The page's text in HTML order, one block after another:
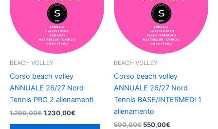
BEACH VOLLEY
Corso beach volley
ANNUALE 26/27 Nord
Tennis PRO 2 allenamenti
1.290,00€1.230,00€
BEACH VOLLEY
Corso beach volley
ANNUALE 26/27 Nord
Tennis BASE/INTERMEDI 1
allenamento
590,00€ 550,00€